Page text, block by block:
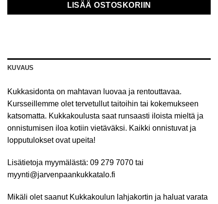
LISÄÄ OSTOSKORIIN
KUVAUS
Kukkasidonta on mahtavan luovaa ja rentouttavaa.
Kursseillemme olet tervetullut taitoihin tai kokemukseen
katsomatta. Kukkakoulusta saat runsaasti iloista mieltä ja
onnistumisen iloa kotiin vietäväksi. Kaikki onnistuvat ja
lopputulokset ovat upeita!
Lisätietoja myymälästä: 09 279 7070 tai
myynti@jarvenpaankukkatalo.fi
Mikäli olet saanut Kukkakoulun lahjakortin ja haluat varata